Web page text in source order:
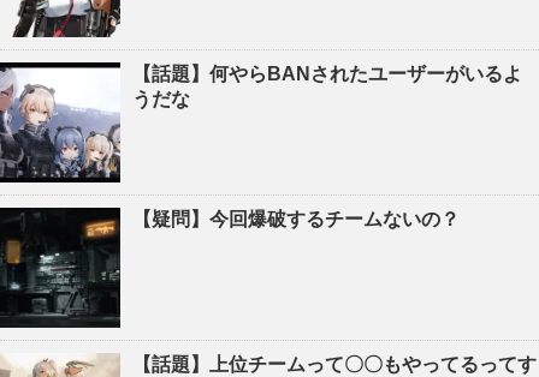
【話題】何やらBANされたユーザーがいるよ
うだな
【疑問】今回爆破するチームないの？
【話題】上位チームって〇〇もやってるってす